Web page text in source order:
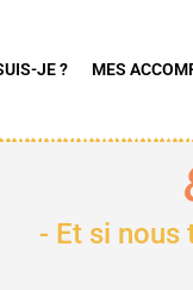
JE ? MES
- Et si nous